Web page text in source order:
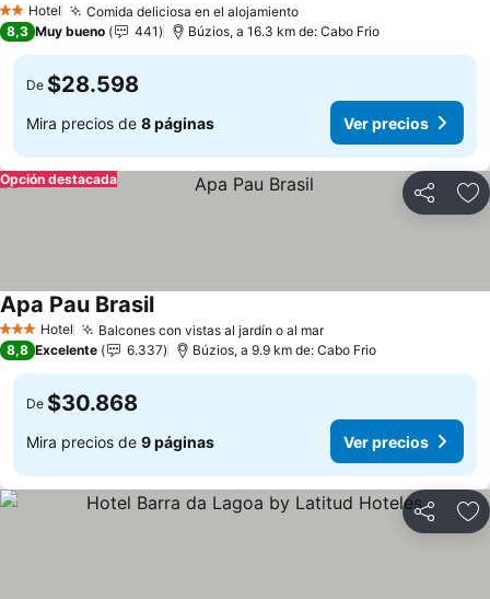
2 Estrellas
Hotel Comida deliciosa en el alojamientoVer precios
8,3 Muy bueno 441 Búzios, a 16.3 km de: Cabo Frio
De $28.598
Mira precios de 8 páginas Ver precios
Compartir
Opción destacada
3 Estrellas
Hotel Balcones con vistas al jardín o al marVer precios
Apa Pau BrasilVer precios
8,8 Excelente 6.337 Búzios, a 9.9 km de: Cabo Frio
De $30.868
Mira precios de 9 páginas Ver precios
Compartir